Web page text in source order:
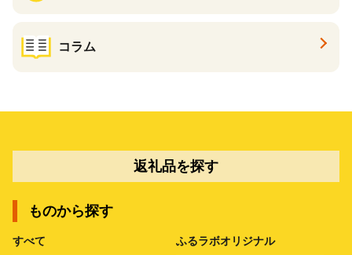
コラム
返礼品を探す
ものから探す
すべて ふるラボオリジナル